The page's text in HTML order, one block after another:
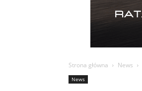
Strona główna News
News